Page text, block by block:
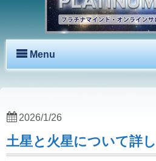
Menu
土星と火星について詳し
2026/1/26